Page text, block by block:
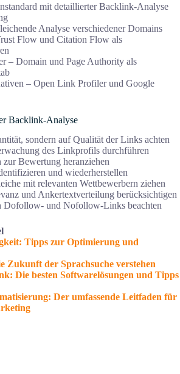
mit detaillierter Backlink-Analyse
Analyse verschiedener Domains
Flow und Citation Flow als
– Domain und Page Authority als
– Open Link Profiler und Google
Backlink-Analyse
sondern auf Qualität der Links achten
des Linkprofils durchführen
Bewertung heranziehen
und wiederherstellen
mit relevanten Wettbewerbern ziehen
und Ankertextverteilung berücksichtigen
Dofollow- und Nofollow-Links beachten
Tipps zur Optimierung und
Zukunft der Sprachsuche verstehen
Die besten Softwarelösungen und Tipps
Der umfassende Leitfaden für